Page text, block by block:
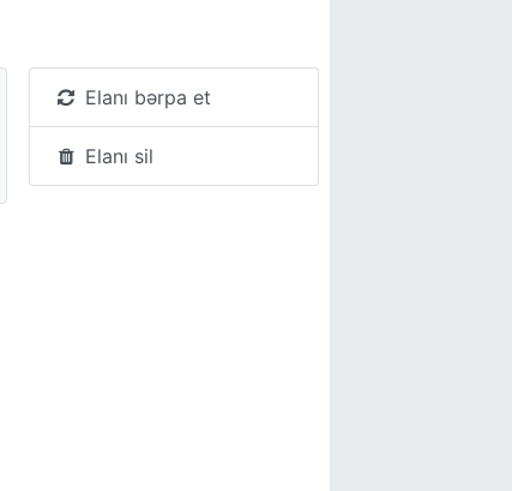
Elanı bərpa et
Elanı sil